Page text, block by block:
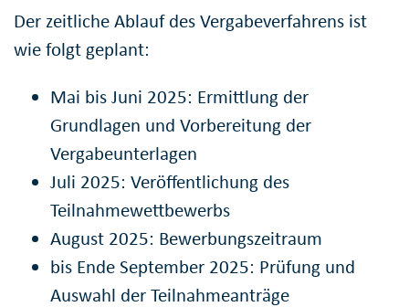
Der zeitliche Ablauf des Vergabeverfahrens ist
wie folgt geplant:
Mai bis Juni 2025: Ermittlung der
Grundlagen und Vorbereitung der
Vergabeunterlagen
Juli 2025: Veröffentlichung des
Teilnahmewettbewerbs
August 2025: Bewerbungszeitraum
bis Ende September 2025: Prüfung und
Auswahl der Teilnahmeanträge